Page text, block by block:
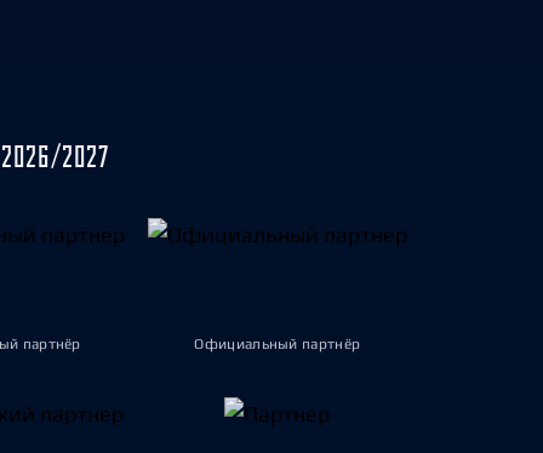
2027
партнёр Официальный партнёр